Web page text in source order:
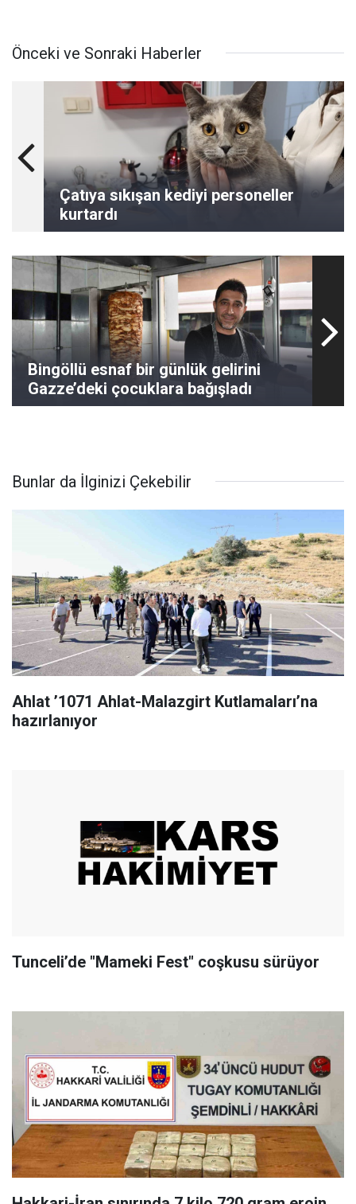
Önceki ve Sonraki Haberler
Çatıya sıkışan kediyi personeller
kurtardı
Bingöllü esnaf bir günlük gelirini
Gazze’deki çocuklara bağışladı
Bunlar da İlginizi Çekebilir
Ahlat ’1071 Ahlat-Malazgirt Kutlamaları’na
hazırlanıyor
Tunceli’de "Mameki Fest" coşkusu sürüyor